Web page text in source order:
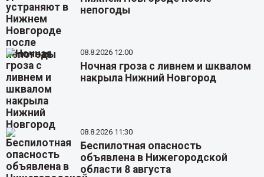
непогоды
08.8.2026 12:00
Ночная гроза с ливнем и шквалом
накрыла Нижний Новгород
08.8.2026 11:30
Беспилотная опасность
объявлена в Нижегородской
области 8 августа